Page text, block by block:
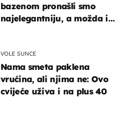
bazenom pronašli smo
najelegantniju, a možda i
VOLE SUNCE
Nama smeta paklena
vrućina, ali njima ne: Ovo
cvijeće uživa i na plus 40